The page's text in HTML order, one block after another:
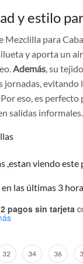
y estilo
Mezclilla para
y aporta un
Además, su
jornadas, evitando
eso, es perfecto
salidas informales.
,estan viendo
las últimas 3
pagos sin tarjeta
32 34 36